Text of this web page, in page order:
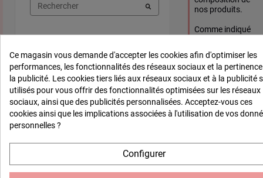
nos produits.
Comme indiqué
formes sont en
MDF certifié PEFC
(fibre de bois) et
non en bois brut.
Ce sont avant
tout des supports
de loisirs et arts
Ce magasin vous demande d'accepter les cookies afin d'optimiser les
performances, les fonctionnalités des réseaux sociaux et la
la publicité. Les cookies tiers liés aux réseaux sociaux et à la publicité
utilisés pour vous offrir des fonctionnalités optimisées sur les réseaux
sociaux, ainsi que des publicités personnalisées. Acceptez-vous ces
cookies ainsi que les implications associées à l'utilisation de vos
personnelles ?
Configurer